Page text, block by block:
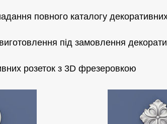
повного каталогу
під замовлення
розеток з 3D фрезеровкою